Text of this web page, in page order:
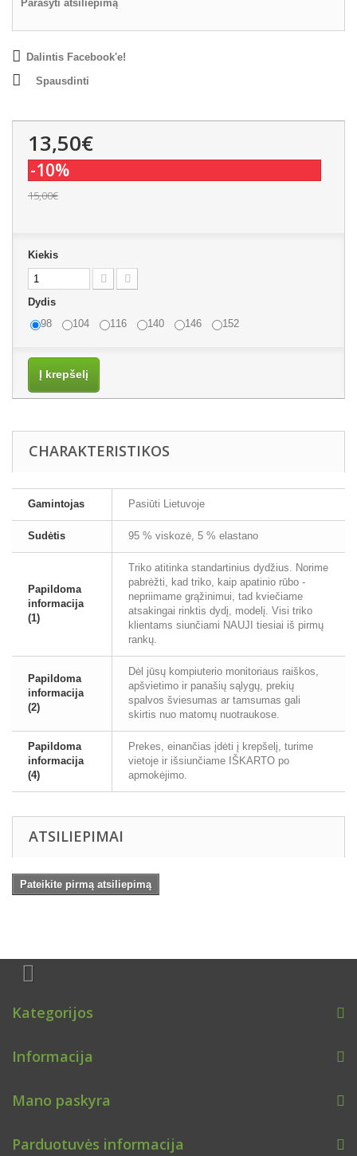
Parašyti atsiliepimą
Dalintis Facebook'e!
Spausdinti
13,50€
-10%
15,00€
Kiekis
Dydis
98
104 116 140 146 152
Į krepšelį
CHARAKTERISTIKOS
Gamintojas Pasiūti Lietuvoje
Sudėtis 95 % viskozė, 5 % elastano
Papildoma
informacija
(1)
Triko atitinka standartinius dydžius. Norime
pabrėžti, kad triko, kaip apatinio rūbo -
nepriimame grąžinimui, tad kviečiame
atsakingai rinktis dydį, modelį. Visi triko
klientams siunčiami NAUJI tiesiai iš pirmų
rankų.
Papildoma
informacija
(2)
Dėl jūsų kompiuterio monitoriaus raiškos,
apšvietimo ir panašių sąlygų, prekių
spalvos šviesumas ar tamsumas gali
skirtis nuo matomų nuotraukose.
Papildoma
informacija
(4)
Prekes, einančias įdėti į krepšelį, turime
vietoje ir išsiunčiame IŠKARTO po
apmokėjimo.
ATSILIEPIMAI
Pateikite pirmą atsiliepimą
Kategorijos
Informacija
Mano paskyra
Parduotuvės informacija